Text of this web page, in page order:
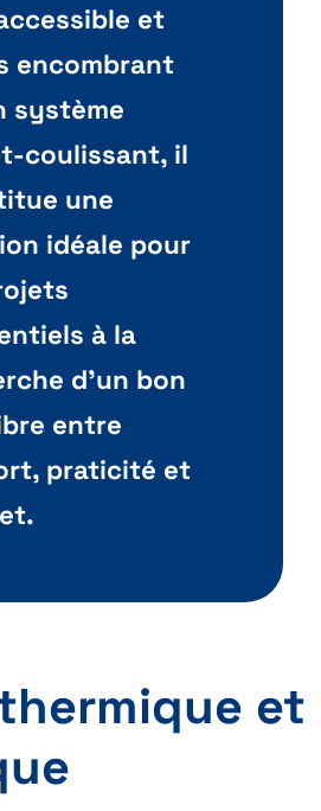
et
encombrant
système
coulissant, il
une
idéale pour
à la
d’un bon
entre
praticité et
et